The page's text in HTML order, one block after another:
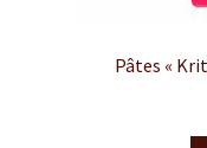
Pâtes «